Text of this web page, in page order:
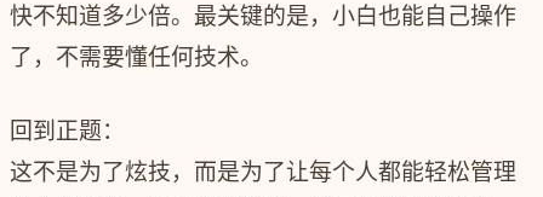
快不知道多少倍。最关键的是，小白也能自己操作
了，不需要懂任何技术。
回到正题：
这不是为了炫技，而是为了让每个人都能轻松管理